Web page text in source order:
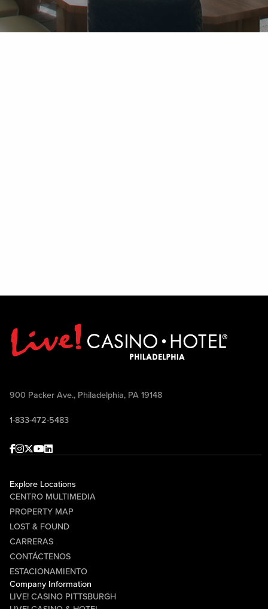
900 Packer Ave., Philadelphia, PA 19148
1-833-472-5483
Facebook
Instagram
Twitter
Youtube
linkedin
Explore Locations
CENTRO MULTIMEDIA
PROPERTY MAP
LOST & FOUND
CARRERAS
CONTÁCTENOS
ESTACIONAMIENTO
Company Information
LIVE! CASINO PITTSBURGH